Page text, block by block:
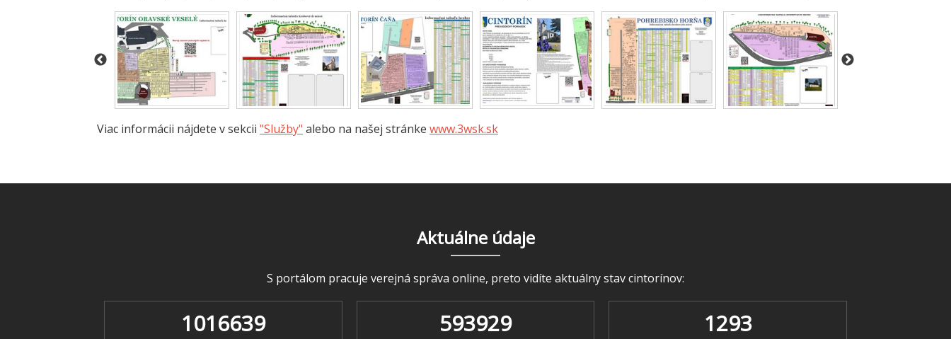
Viac informácii nájdete v sekcii "Služby" alebo na našej stránke www.3wsk.sk
Aktuálne údaje
S portálom pracuje verejná správa online, preto vidíte aktuálny stav cintorínov:
1016639 593929 1293